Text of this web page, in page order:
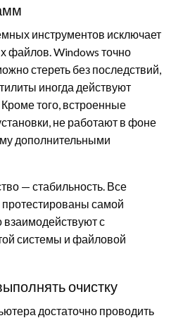
инструментов исключает
файлов. Windows точно
стереть без последствий,
иногда действуют
того, встроенные
не работают в фоне
дополнительными
— стабильность. Все
самой
с
системы и файловой
очистку
достаточно проводить